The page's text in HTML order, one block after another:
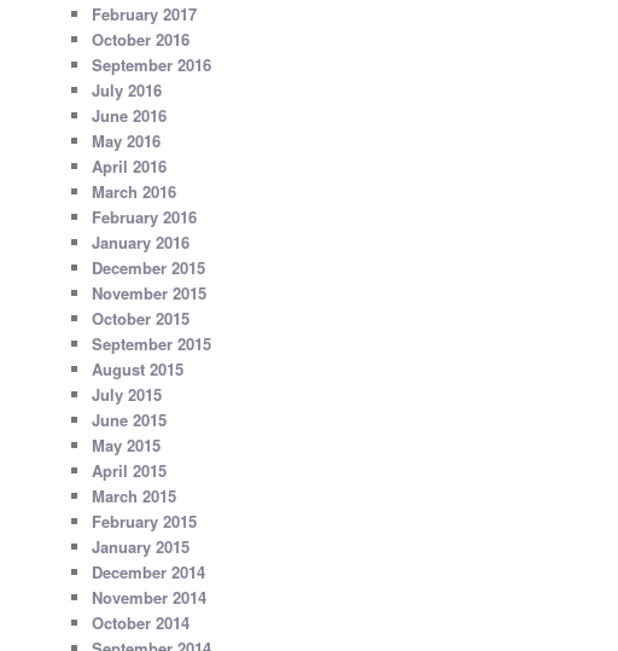
February 2017
October 2016
September 2016
July 2016
June 2016
May 2016
April 2016
March 2016
February 2016
January 2016
December 2015
November 2015
October 2015
September 2015
August 2015
July 2015
June 2015
May 2015
April 2015
March 2015
February 2015
January 2015
December 2014
November 2014
October 2014